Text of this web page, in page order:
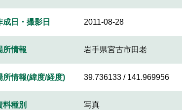
成日・撮影日 2011-08-28
所情報 岩手県宮古市田老
所情報(緯度/経度) 39.736133 / 141.969956
料種別 写真